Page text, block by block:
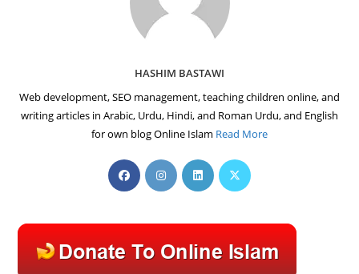
HASHIM BASTAWI
Web development, SEO management, teaching children online, and
writing articles in Arabic, Urdu, Hindi, and Roman Urdu, and English
for own blog Online Islam Read More
Opens
in
new
tab
Opens
in
new
tab
Opens
in
new
tab
Opens
new
tab